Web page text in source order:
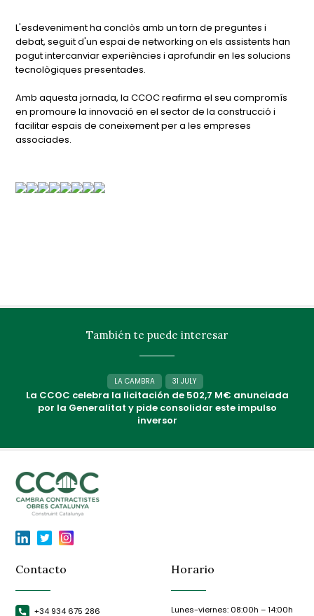
L'esdeveniment ha conclòs amb un torn de preguntes i
debat, seguit d'un espai de networking on els assistents han
pogut intercanviar experiències i aprofundir en les solucions
tecnològiques presentades.
Amb aquesta jornada, la CCOC reafirma el seu compromís
en promoure la innovació en el sector de la construcció i
facilitar espais de coneixement per a les empreses
associades.
También te puede interesar
LA CAMBRA 31 JULY
La CCOC celebra la licitación de 502,7 M€ anunciada
por la Generalitat y pide consolidar este impulso
inversor
Contacto
+34 934 675 286
Horario
Lunes-viernes: 08:00h – 14:00h